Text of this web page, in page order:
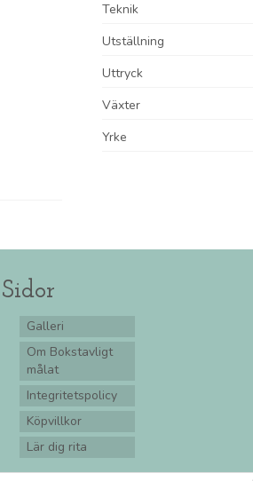
Teknik
Utställning
Uttryck
Växter
Yrke
Sidor
Galleri
Om Bokstavligt
målat
Integritetspolicy
Köpvillkor
Lär dig rita